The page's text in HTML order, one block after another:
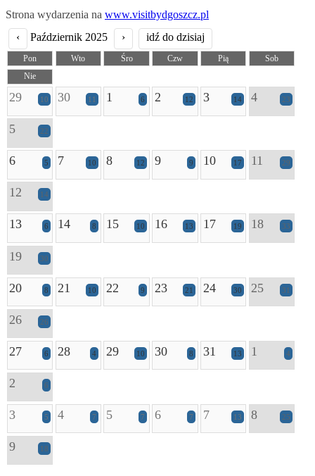
Strona wydarzenia na www.visitbydgoszcz.pl
‹
Październik 2025 › idź do dzisiaj
Pon Wto Śro Czw Pią
Sob
Nie
29 10 30 11 1 6 2 12 3 14 4 23
5 22
6 5 7 10 8 12 9 9 10 17 11 29
12 14
13 6 14 8 15 10 16 13 17 19 18 33
19 30
20 8 21 10 22 9 23 21 24 30 25 31
26 26
27 6 28 4 29 10 30 8 31 13 1 4
2 6
3 5 4 7 5 7 6 7 7 13 8 25
9 18